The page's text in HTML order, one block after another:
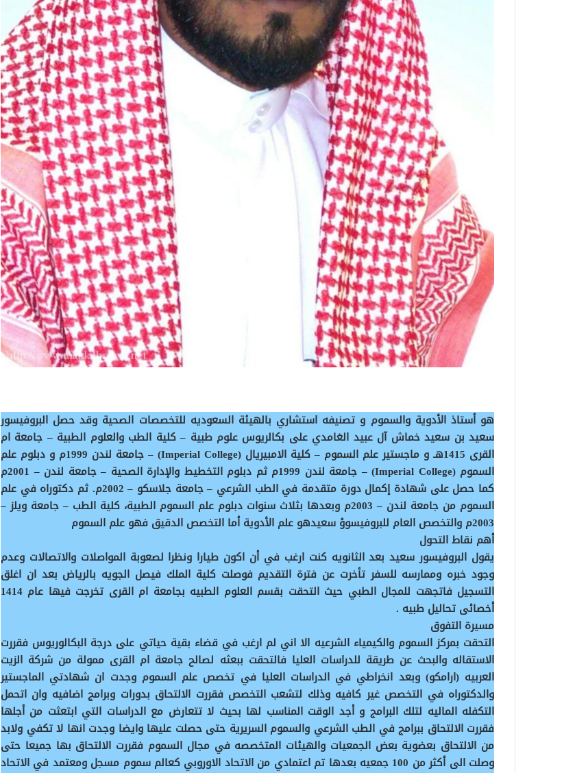
هو أستاذ الأدوية والسموم و تصنيفه استشاري بالهيئة السعوديه للتخصصات الصحية وقد حصل البروفيسور
سعيد بن سعيد خماش آل عبيد الغامدي على بكالريوس علوم طبية – كلية الطب والعلوم الطبية – جامعة ام
القرى 1415هـ و ماجستير علم السموم – كلية الامبيريال (Imperial College) – جامعة لندن 1999م و دبلوم علم
السموم (Imperial College) – جامعة لندن 1999م ثم دبلوم التخطيط والإدارة الصحية – جامعة لندن – 2001م
كما حصل على شهادة إكمال دورة متقدمة في الطب الشرعي – جامعة جلاسكو – 2002م. ثم دكتوراه في علم
السموم من جامعة لندن – ‏2003‏‏م وبعدها بثلاث سنوات دبلوم علم السموم الطبية، كلية الطب – جامعة ويلز –
2003م والتخصص العام للبروفيسوؤ سعيدهو علم الأدوية أما التخصص الدقيق فهو علم السموم
أهم نقاط التحول
يقول البروفيسور سعيد بعد الثانويه كنت ارغب في أن اكون طيارا ونظرا لصعوبة المواصلات والاتصالات وعدم
وجود خبره وممارسه للسفر تأخرت عن فترة التقديم فوصلت كلية الملك فيصل الجويه بالرياض بعد ان اغلق
التسجيل فاتجهت للمجال الطبي حيث التحقت بقسم العلوم الطبيه بجامعة ام القرى تخرجت فيها عام 1414
أخصائى تحاليل طبيه .
مسيرة التفوق
التحقت بمركز السموم والكيمياء الشرعيه الا اني لم ارغب في قضاء بقية حياتي على درجة البكالوريوس فقررت
الاستقاله والبحث عن طريقة للدراسات العليا فالتحقت ببعثه لصالح جامعة ام القرى ممولة من شركة الزيت
العربيه (ارامكو) وبعد انخراطي في الدراسات العليا في تخصص علم السموم وجدت ان شهادتي الماجستير
والدكتوراه في التخصص غير كافيه وذلك لتشعب التخصص فقررت الالتحاق بدورات وبرامج اضافيه وان اتحمل
التكفله الماليه لتلك البرامج و أجد الوقت المناسب لها بحيث لا تتعارض مع الدراسات التي ابتعثت من أجلها
فقررت الالتحاق ببرامج في الطب الشرعي والسموم السريرية حتى حصلت عليها وايضا وجدت انها لا تكفي ولابد
من الالتحاق بعضوية بعض الجمعيات والهيئات المتخصصه في مجال السموم فقررت الالتحاق بها جميعا حتى
وصلت الى أكثر من 100 جمعيه بعدها تم اعتمادي من الاتحاد الاوروبي كعالم سموم مسجل ومعتمد في الاتحاد